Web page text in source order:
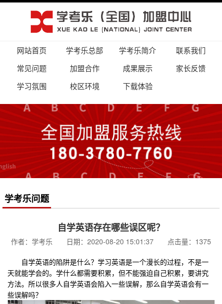
网站首页 学考乐总部 学考乐简介
联系我们
常见问题
加盟合作 成果展示
家长反馈
学习氛围
校区环境 下载体验
学考乐问题
自学英语存在哪些误区呢？
作者：学考乐 日期：2020-08-20 15:01:37 点击量：1375
自学英语的陷阱是什么？学习英语是一个漫长的过程，不是一
天就能学会的。学什么都需要积累，但不能强迫自己积累，要讲究
方法。所以很多人自学英语会陷入一些误解，那么自学英语会有一
些误解吗？